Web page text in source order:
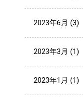
2023年6月 (3)
2023年3月 (1)
2023年1月 (1)